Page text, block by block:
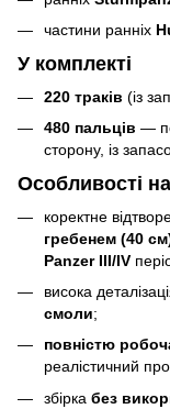
частини ранніх
У комплекті
220 траків (із
480 пальців —
сторону, із
Особливості
коректне
гребенем (40
Panzer III/IV
висока
смоли;
повністю
реалістичний
збірка без